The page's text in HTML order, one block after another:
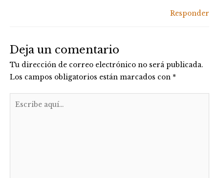
Responder
Deja un comentario
Tu dirección de correo electrónico no será publicada.
Los campos obligatorios están marcados con *